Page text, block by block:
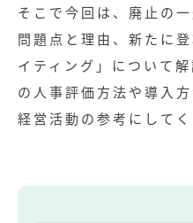
そこで今回は、廃止の
問題点と理由、新たに
イティング」について
の人事評価方法や導入
経営活動の参考にしてく